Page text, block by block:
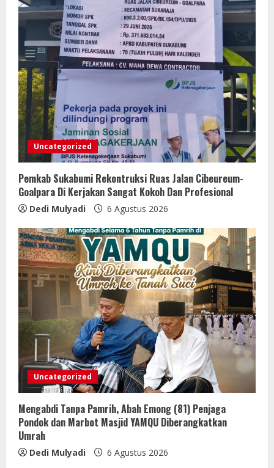
Uncategorized
Pemkab Sukabumi Rekontruksi Ruas Jalan Cibeureum-
Goalpara Di Kerjakan Sangat Kokoh Dan Profesional
Dedi Mulyadi 6 Agustus 2026
Uncategorized
Mengabdi Tanpa Pamrih, Abah Emong (81) Penjaga
Pondok dan Marbot Masjid YAMQU Diberangkatkan
Umrah
Dedi Mulyadi 6 Agustus 2026